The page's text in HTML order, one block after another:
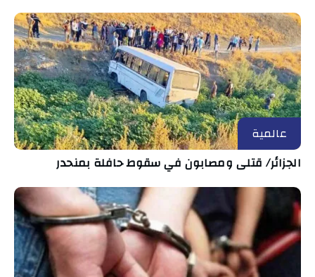
عالمية
الجزائر/ قتلى ومصابون في سقوط حافلة بمنحدر